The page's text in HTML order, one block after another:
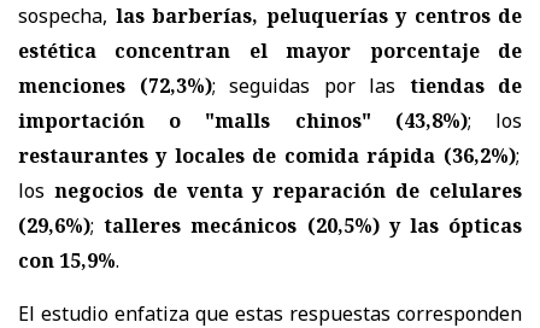
sospecha, las barberías, peluquerías y centros de
estética concentran el mayor porcentaje de
menciones (72,3%); seguidas por las tiendas de
importación o "malls chinos" (43,8%); los
restaurantes y locales de comida rápida (36,2%);
los negocios de venta y reparación de celulares
(29,6%);talleres mecánicos (20,5%) y las ópticas
con 15,9%.
El estudio enfatiza que estas respuestas corresponden